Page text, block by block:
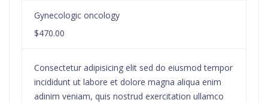
Gynecologic oncology
$470.00
Consectetur adipisicing elit sed do eiusmod tempor
incididunt ut labore et dolore magna aliqua enim
adinim veniam, quis nostrud exercitation ullamco